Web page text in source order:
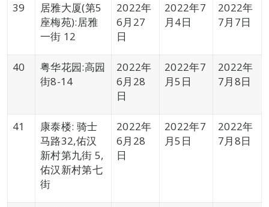
39
居雅大厦(第5
座梅苑):居雅
一街 12
2022年
6月27
日
2022年7
月4日
2022年
7月7日
40
粤华花园:高园
街8-14
2022年
6月28
日
2022年7
月5日
2022年
7月8日
41
康泰楼: 骑士
马路32,佑汉
新村第九街 5,
佑汉新村第七
街
2022年
6月28
日
2022年7
月5日
2022年
7月8日